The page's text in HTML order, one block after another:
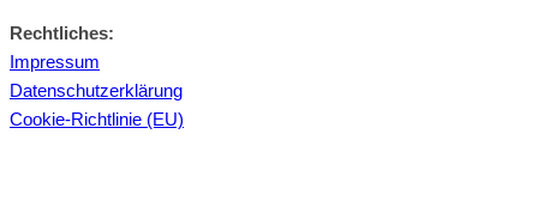
Recht­li­ches:
Im­pres­sum
Da­ten­schutz­er­klä­rung
Coo­kie-Richt­li­nie (EU)